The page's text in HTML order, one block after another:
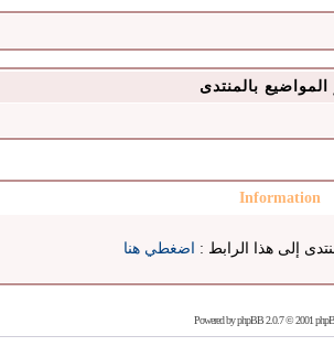
المواضيع بالمنتدى
Information
إلى هذا الرابط : اضغطي هنا
Powered byphpBB2.0.7 © 2001